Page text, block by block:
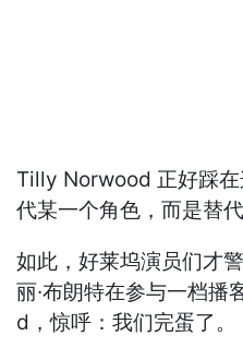
Tilly Norwood 正好踩
代某一个角色，而是替代
如此，好莱坞演员们才
丽·布朗特在参与一档
d，惊呼：我们完蛋了。